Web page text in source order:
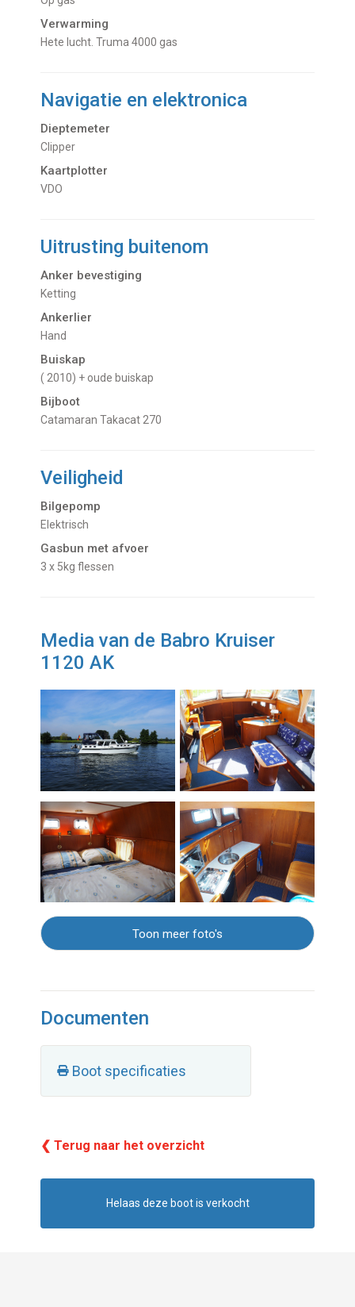
Verwarming
hete lucht. Truma 4000 gas
Navigatie en elektronica
Dieptemeter
Clipper
Kaartplotter
VDO
Uitrusting buitenom
Anker bevestiging
Ketting
Ankerlier
Hand
Buiskap
( 2010) + oude buiskap
Bijboot
Catamaran Takacat 270
Veiligheid
Bilgepomp
Elektrisch
Gasbun met afvoer
3 x 5kg flessen
Media van de Babro Kruiser
1120 AK
Toon meer foto's
Documenten
Boot specificaties
❮ Terug naar het overzicht
Helaas deze boot is verkocht